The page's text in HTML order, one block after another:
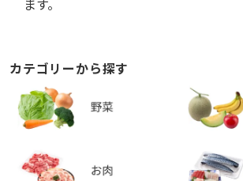
ます。
カテゴリーから探す